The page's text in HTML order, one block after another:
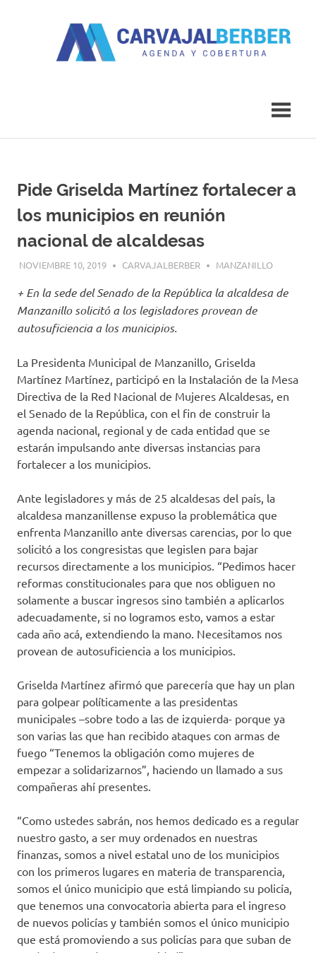
Pide Griselda Martínez fortalecer a
los municipios en reunión
nacional de alcaldesas
NOVIEMBRE 10, 2019 CARVAJALBERBER MANZANILLO
+ En la sede del Senado de la República la alcaldesa de
Manzanillo solicitó a los legisladores provean de
autosuficiencia a los municipios.
La Presidenta Municipal de Manzanillo, Griselda
Martínez Martínez, participó en la Instalación de la Mesa
Directiva de la Red Nacional de Mujeres Alcaldesas, en
el Senado de la República, con el fin de construir la
agenda nacional, regional y de cada entidad que se
estarán impulsando ante diversas instancias para
fortalecer a los municipios.
Ante legisladores y más de 25 alcaldesas del país, la
alcaldesa manzanillense expuso la problemática que
enfrenta Manzanillo ante diversas carencias, por lo que
solicitó a los congresistas que legislen para bajar
recursos directamente a los municipios. “Pedimos hacer
reformas constitucionales para que nos obliguen no
solamente a buscar ingresos sino también a aplicarlos
adecuadamente, si no logramos esto, vamos a estar
cada año acá, extendiendo la mano. Necesitamos nos
provean de autosuficiencia a los municipios.
Griselda Martínez afirmó que parecería que hay un plan
para golpear políticamente a las presidentas
municipales –sobre todo a las de izquierda- porque ya
son varias las que han recibido ataques con armas de
fuego “Tenemos la obligación como mujeres de
empezar a solidarizarnos”, haciendo un llamado a sus
compañeras ahí presentes.
“Como ustedes sabrán, nos hemos dedicado es a regular
nuestro gasto, a ser muy ordenados en nuestras
finanzas, somos a nivel estatal uno de los municipios
con los primeros lugares en materia de transparencia,
somos el único municipio que está limpiando su policía,
que tenemos una convocatoria abierta para el ingreso
de nuevos policías y también somos el único municipio
que está promoviendo a sus policías para que suban de